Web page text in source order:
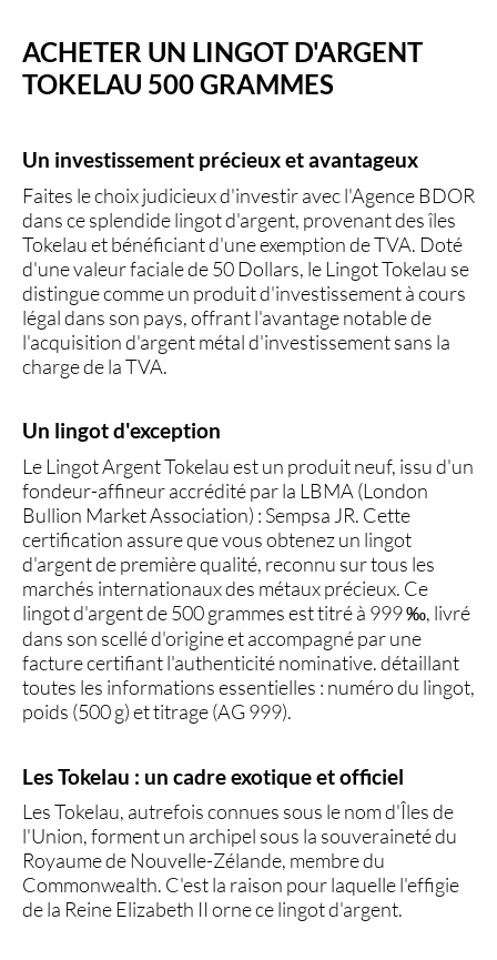
ACHETER UN LINGOT D'ARGENT
TOKELAU 500 GRAMMES
Un investissement précieux et avantageux
Faites le choix judicieux d'investir avec l'Agence BDOR
dans ce splendide lingot d'argent, provenant des îles
Tokelau et bénéficiant d'uneexemption de TVA. Doté
d'une valeur faciale de 50 Dollars, leLingot Tokelau se
distingue comme un produit d'investissementà cours
légal dans son pays, offrant l'avantage notable de
l'acquisition d'argent métal d'investissement sans la
charge de la TVA.
Un lingot d'exception
LeLingot Argent Tokelauest un produit neuf, issu d'un
fondeur-affineur accrédité par la LBMA (London
Bullion Market Association) : Sempsa JR. Cette
certification assure que vous obtenez un lingot
d'argent de première qualité, reconnu sur tous les
marchés internationaux des métaux précieux. Ce
lingot d'argentde 500 grammes est titré à 999 ‰, livré
dans son scellé d'origine et accompagné par une
facture certifiant l'authenticité nominative. détaillant
toutes les informations essentielles : numéro du lingot,
poids (500 g) et titrage (AG 999).
Les Tokelau : un cadre exotique et officiel
LesTokelau, autrefois connues sous le nom d'Îles de
l'Union, forment un archipel sous la souveraineté du
Royaume de Nouvelle-Zélande, membre du
Commonwealth. C'est la raison pour laquelle l'effigie
de la Reine Elizabeth IIorne celingot d'argent.